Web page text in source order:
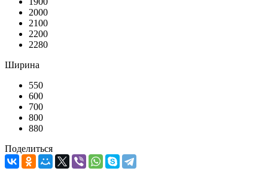
2000
2100
2200
2280
Ширина
550
600
700
800
880
Поделиться